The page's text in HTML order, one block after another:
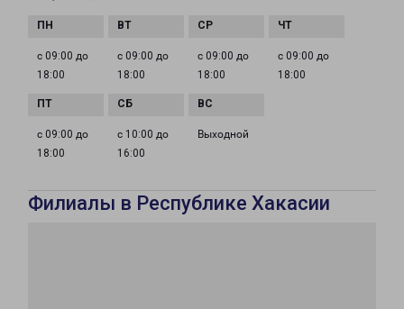
с 09:00 до
18:00
с 09:00 до
18:00
с 09:00 до
18:00
с 09:00 до
18:00
с 09:00 до
18:00
с 10:00 до
16:00
Выходной
Филиалы в Республике Хакасии